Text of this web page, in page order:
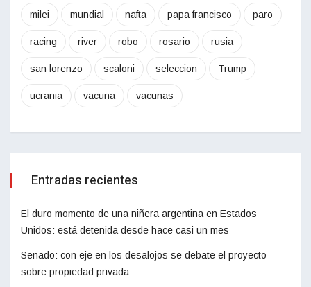
milei mundial nafta papa francisco paro
racing river robo rosario rusia
san lorenzo scaloni seleccion Trump
ucrania vacuna vacunas
Entradas recientes
El duro momento de una niñera argentina en Estados
Unidos: está detenida desde hace casi un mes
Senado: con eje en los desalojos se debate el proyecto
sobre propiedad privada